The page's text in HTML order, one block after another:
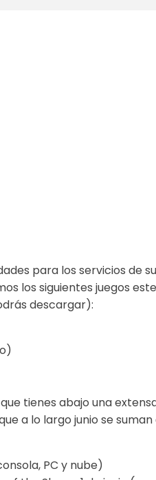
para los servicios de
los siguientes juegos
descargar):
tienes abajo una
a lo largo junio se
PC y nube)